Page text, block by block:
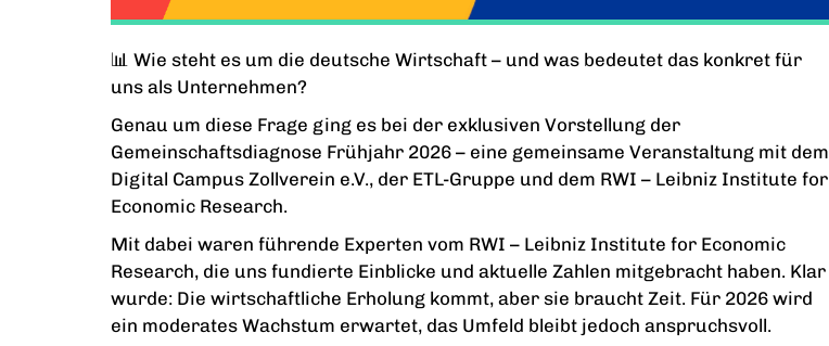
📊 Wie steht es um die deutsche Wirtschaft – und was bedeutet das konkret für
uns als Unternehmen?
Genau um diese Frage ging es bei der exklusiven Vorstellung der
Gemeinschaftsdiagnose Frühjahr 2026 – eine gemeinsame Veranstaltung mit dem
Digital Campus Zollverein e.V., der ETL-Gruppe und dem RWI – Leibniz Institute for
Economic Research.
Mit dabei waren führende Experten vom RWI – Leibniz Institute for Economic
Research, die uns fundierte Einblicke und aktuelle Zahlen mitgebracht haben. Klar
wurde: Die wirtschaftliche Erholung kommt, aber sie braucht Zeit. Für 2026 wird
ein moderates Wachstum erwartet, das Umfeld bleibt jedoch anspruchsvoll.